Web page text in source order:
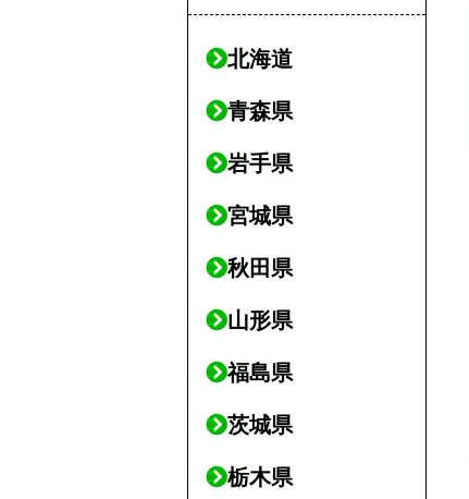
北海道
青森県
岩手県
宮城県
秋田県
山形県
福島県
茨城県
栃木県